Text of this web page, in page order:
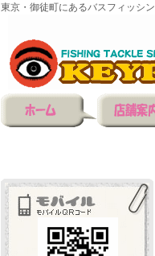
東京・御徒町にあるバスフィッシ